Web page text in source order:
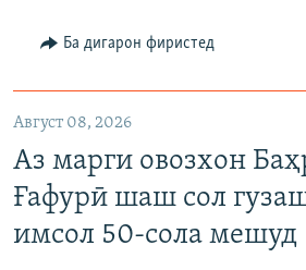
Ба дигарон фиристед
Август 08, 2026
Аз марги овозхон
Ғафурӣ шаш сол
имсол 50-сола мешуд